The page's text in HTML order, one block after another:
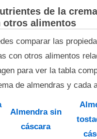
de la
otros alimentos
comparar las
con otros alimentos
para ver la tabla
de almendras y cada
Almendra sin
cáscara